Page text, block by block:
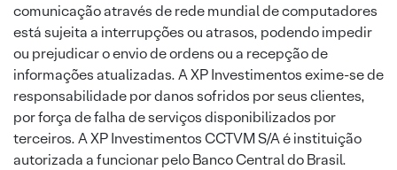
comunicação através de rede mundial de computadores
está sujeita a interrupções ou atrasos, podendo impedir
ou prejudicar o envio de ordens ou a recepção de
informações atualizadas. A XP Investimentos exime-se de
responsabilidade por danos sofridos por seus clientes,
por força de falha de serviços disponibilizados por
terceiros. A XP Investimentos CCTVM S/A é instituição
autorizada a funcionar pelo Banco Central do Brasil.